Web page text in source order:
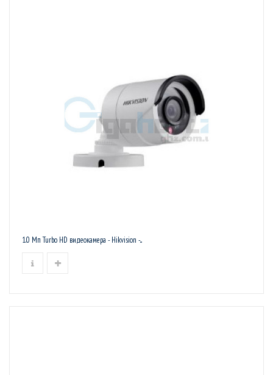
1.0 Мп Turbo HD видеокамера - Hikvision -...